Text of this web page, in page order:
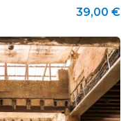
39,00 €